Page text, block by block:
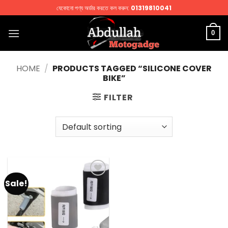
to
content
যেকোনো পণ্য অর্ডার করতে কল করুন: 01319810041
0
HOME / PRODUCTS TAGGED “SILICONE COVER
BIKE”
FILTER
Sale!
Add to
wishlist